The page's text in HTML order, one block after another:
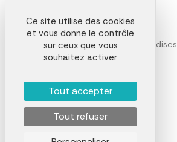
Beauté et soins
Boissons et gourmandises
Bureau et papeterie
Ecriture
Gadgets
High Tech
Ce site utilise des cookies
et vous donne le contrôle
sur ceux que vous
souhaitez activer
Tout accepter
Tout refuser